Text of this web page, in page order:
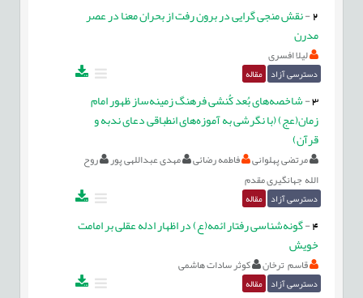
2
-نقش منجی گرایی در برون رفت از بحران معنا در عصر
مدرن
لیلا افسری
دسترسی آزاد مقاله
3
-شاخصه‌های بُعد کُنشی فرهنگ زمینه‌ساز ظهور امام
زمان(عج) (با نگرشی به آموزه‌های انطباقی دعای ندبه و
قرآن)
مرتضی پهلوانی فاطمه رضائی مهدی عبداللهی پور
روح
الله جهانگیری مقدم
دسترسی آزاد مقاله
4
-گونه‌شناسی رفتار ائمه(ع) در اظهار ادله عقلی بر امامت
خویش
قاسم ترخان کوثر سادات هاشمی
دسترسی آزاد مقاله